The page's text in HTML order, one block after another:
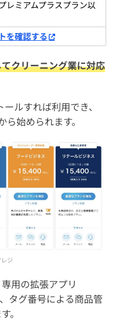
レミアムプラスプラン以
を確認する
クリーニング業に対応
ルすれば利用でき、
始められます。
レジ
用の拡張アプリ
タグ番号による商品管
。